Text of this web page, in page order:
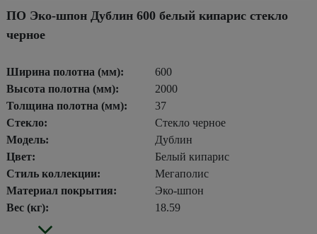
ПО Эко-шпон Дублин 600 белый кипарис стекло
черное
Ширина полотна (мм):
600
Высота полотна (мм):
2000
Толщина полотна (мм):
37
Стекло:
Стекло черное
Модель:
Дублин
Цвет:
Белый кипарис
Стиль коллекции:
Мегаполис
Материал покрытия:
Эко-шпон
Вес (кг):
18.59